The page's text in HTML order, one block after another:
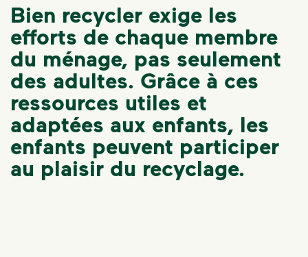
Bien recycler exige les
efforts de chaque membre
du ménage, pas seulement
des adultes. Grâce à ces
ressources utiles et
adaptées aux enfants, les
enfants peuvent participer
au plaisir du recyclage.